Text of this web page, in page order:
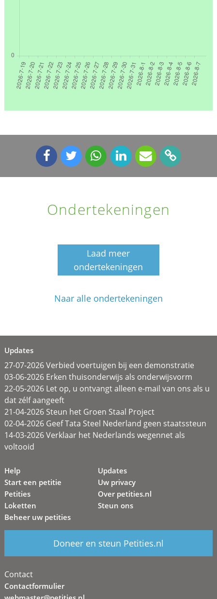
Ondertekeningen
Laad meer
ondertekeningen
Naar alle ondertekeningen
Updates
27-07-2026 Verbied voertuigen bij een demonstratie
03-06-2026 Erken thuisonderwijs als onderwijsvorm
22-05-2026 Let op, u ontvangt alleen e-mail van ons als u
dat zélf aangeeft
21-04-2026 Steun het Groen Staal Project
02-04-2026 Geef Tata Steel Nederland geen staatssteun
14-03-2026 Verklaar het Nederlands wegennet als
voltooid
Help
Start een petitie
Petities
Loketten
Beheer uw petities
Updates
Uw privacy
Over petities.nl
Steun ons
Doneer en steun Petities.nl
Contact
Contactformulier